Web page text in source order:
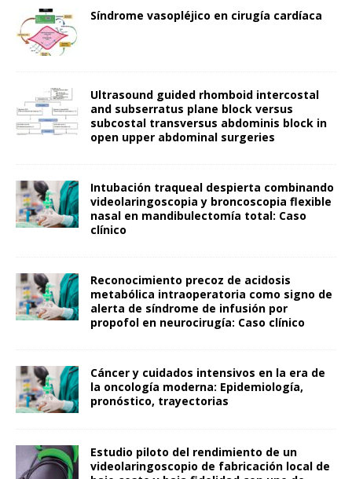
Síndrome vasopléjico en cirugía cardíaca
Ultrasound guided rhomboid intercostal
and subserratus plane block versus
subcostal transversus abdominis block in
open upper abdominal surgeries
Intubación traqueal despierta combinando
videolaringoscopia y broncoscopia flexible
nasal en mandibulectomía total: Caso
clínico
Reconocimiento precoz de acidosis
metabólica intraoperatoria como signo de
alerta de síndrome de infusión por
propofol en neurocirugía: Caso clínico
Cáncer y cuidados intensivos en la era de
la oncología moderna: Epidemiología,
pronóstico, trayectorias
Estudio piloto del rendimiento de un
videolaringoscopio de fabricación local de